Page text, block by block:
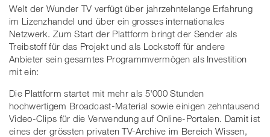
Welt der Wunder TV verfügt über jahrzehntelange Erfahrung
im Lizenzhandel und über ein grosses internationales
Netzwerk. Zum Start der Plattform bringt der Sender als
Treibstoff für das Projekt und als Lockstoff für andere
Anbieter sein gesamtes Programmvermögen als Investition
mit ein:
Die Plattform startet mit mehr als 5'000 Stunden
hochwertigem Broadcast-Material sowie einigen zehntausend
Video-Clips für die Verwendung auf Online-Portalen. Damit ist
eines der grössten privaten TV-Archive im Bereich Wissen,